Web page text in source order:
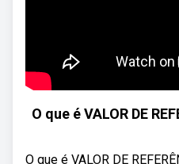
O que é VALOR DE
O que é VALOR DE